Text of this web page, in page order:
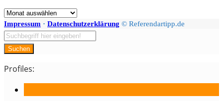
Monatsarchiv
Impressum · Datenschutzerklärung © Referendartipp.de
Suchen
Profiles: